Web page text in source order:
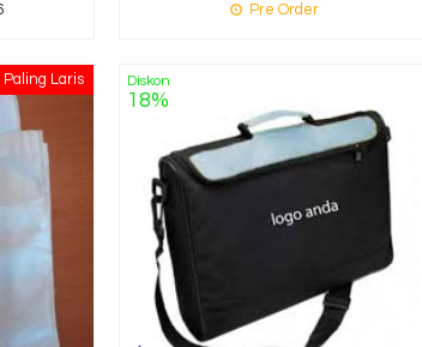
Pre Order
Paling Laris Diskon
18%